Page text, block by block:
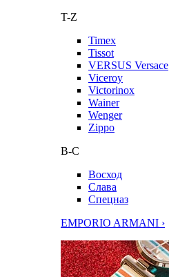
T-Z
Timex
Tissot
VERSUS Versace
Viceroy
Victorinox
Wainer
Wenger
Zippo
В-С
Восход
Слава
Спецназ
EMPORIO ARMANI ›